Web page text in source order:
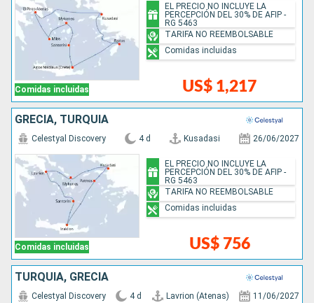
Comidas incluidas US$ 1,217
EL PRECIO NO INCLUYE LA
PERCEPCIÓN DEL 30% DE AFIP -
RG 5463
TARIFA NO REEMBOLSABLE
Comidas incluidas
GRECIA, TURQUÍA
Comidas incluidas
Celestyal Discovery 4 d Kusadasi 26/06/2027
US$ 756
EL PRECIO NO INCLUYE LA
PERCEPCIÓN DEL 30% DE AFIP -
RG 5463
TARIFA NO REEMBOLSABLE
Comidas incluidas
TURQUÍA, GRECIA
Celestyal Discovery 4 d Lavrion (Atenas) 11/06/2027